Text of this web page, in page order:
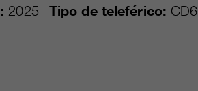
2025 Tipo de teleférico: CD6